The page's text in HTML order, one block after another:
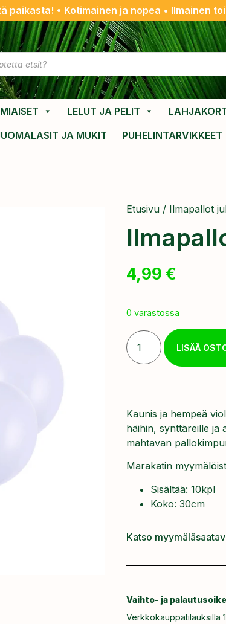
paikasta! • Kotimainen ja nopea • Ilmainen
LELUT JA PELIT
JA MUKIT PUHELINTARVIKKEET
Etusivu / Ilmapallot
4,99 €
0 varastossa
LISÄÄ
Kaunis ja hempeä
häihin, synttäreille ja
mahtavan
Marakatin
Sisältää: 10kpl
Koko: 30cm
Katso
Vaihto- ja
Verkkokauppatilauksilla